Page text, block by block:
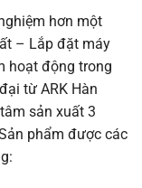
hơn một
– Lắp đặt máy
hoạt động trong
từ ARK Hàn
sản xuất 3
phẩm được các